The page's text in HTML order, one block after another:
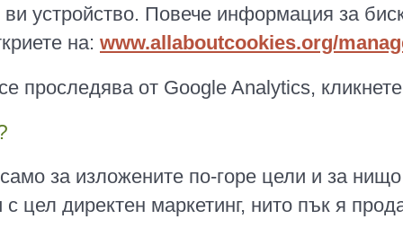
устройство. Повече информация за
на: www.allaboutcookies.org/
проследява от Google Analytics,
за изложените по-горе цели и за
цел директен маркетинг, нито пък я